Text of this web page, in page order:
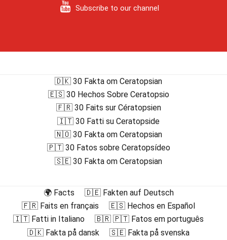
Subscribe to our channel
🇩🇰 30 Fakta om Ceratopsian
🇪🇸 30 Hechos Sobre Ceratopsio
🇫🇷 30 Faits sur Cératopsien
🇮🇹 30 Fatti su Ceratopside
🇳🇴 30 Fakta om Ceratopsian
🇵🇹 30 Fatos sobre Ceratopsídeo
🇸🇪 30 Fakta om Ceratopsian
🌍 Facts
🇩🇪 Fakten auf Deutsch
🇫🇷 Faits en français
🇪🇸 Hechos en Español
🇮🇹 Fatti in Italiano
🇧🇷 🇵🇹 Fatos em português
🇩🇰 Fakta på dansk
🇸🇪 Fakta på svenska